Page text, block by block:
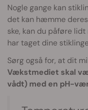
Nogle gange kan
det kan hæmme
ske, kan du påføre
har taget dine
Sørg også for, at dit
Vækstmediet skal
vådt) med en pH-